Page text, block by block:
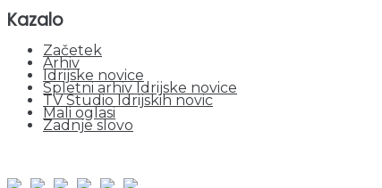
Kazalo
Začetek
Arhiv
Idrijske novice
Spletni arhiv Idrijske novice
TV Studio Idrijskih novic
Mali oglasi
Zadnje slovo